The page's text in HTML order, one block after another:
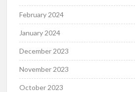
February 2024
January 2024
December 2023
November 2023
October 2023